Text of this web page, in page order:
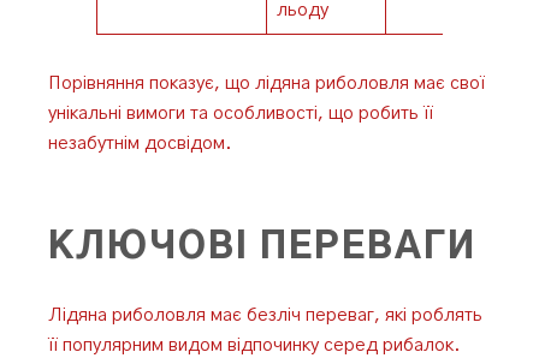
льоду
Порівняння показує, що лідяна риболовля має свої
унікальні вимоги та особливості, що робить її
незабутнім досвідом.
КЛЮЧОВІ ПЕРЕВАГИ
Лідяна риболовля має безліч переваг, які роблять
її популярним видом відпочинку серед рибалок.